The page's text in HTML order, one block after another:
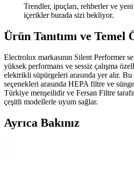
Trendler, ipuçları, rehberler ve
içerikler burada sizi bekliyor.
Ürün Tanıtımı ve
Electrolux markasının Silent Performer
yüksek performans ve sessiz çalışma
elektrikli süpürgeleri arasında yer alır.
seçenekleri arasında HEPA filtre ve
Türkiye menşeilidir ve Fersan Filtre
çeşitli modellerle uyum sağlar.
Ayrıca Bakınız